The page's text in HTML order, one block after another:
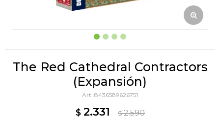
The Red Cathedral Contractors
(Expansión)
8436589626751
$ 2.331 $ 2.590